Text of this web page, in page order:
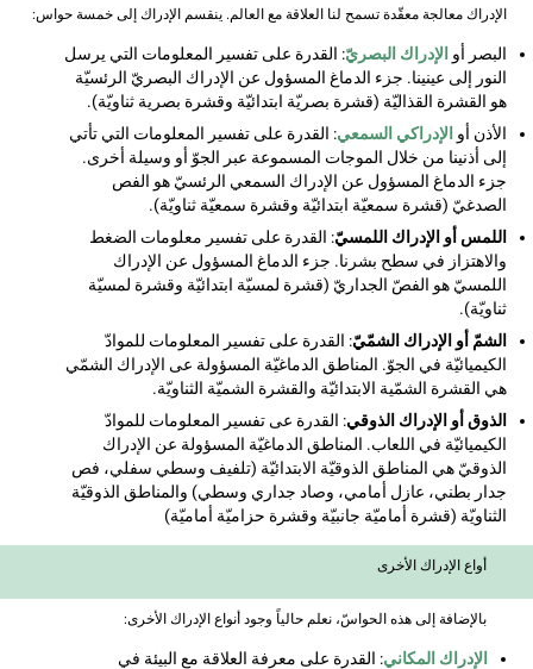
الإدراك معالجة معقّدة تسمح لنا العلاقة مع العالم. ينقسم الإدراك إلى خمسة حواس:
البصر أو الإدراك البصريّ: القدرة على تفسير المعلومات التي يرسل
النور إلى عينينا. جزء الدماغ المسؤول عن الإدراك البصريّ الرئسيّة
هو القشرة القذاليّة (قشرة بصريّة ابتدائيّة وقشرة بصرية ثناويّة).
الأذن أو الإدراكي السمعي: القدرة على تفسير المعلومات التي تأتي
إلى أذنينا من خلال الموجات المسموعة عبر الجوّ أو وسيلة أخرى.
جزء الدماغ المسؤول عن الإدراك السمعي الرئسيّ هو الفص
الصدغيّ (قشرة سمعيّة ابتدائيّة وقشرة سمعيّة ثناويّة).
اللمس أو الإدراك اللمسيّ: القدرة على تفسير معلومات الضغط
والاهتزاز في سطح بشرنا. جزء الدماغ المسؤول عن الإدراك
اللمسيّ هو الفصّ الجداريّ (قشرة لمسيّة ابتدائيّة وقشرة لمسيّة
ثناويّة).
الشمّ أو الإدراك الشمّيّ: القدرة على تفسير المعلومات للموادّ
الكيميائيّة في الجوّ. المناطق الدماغيّة المسؤولة عى الإدراك الشمّي
هي القشرة الشمّية الابتدائيّة والقشرة الشميّة الثناويّة.
الذوق أو الإدراك الذوقي: القدرة عى تفسير المعلومات للموادّ
الكيميائيّة في اللعاب. المناطق الدماغيّة المسؤولة عن الإدراك
الذوقيّ هي المناطق الذوقيّة الابتدائيّة (تلفيف وسطي سفلي، فص
جدار بطني، عازل أمامي، وصاد جداري وسطي) والمناطق الذوقيّة
الثناويّة (قشرة أماميّة جانبيّة وقشرة حزاميّة أماميّة)
أواع الإدراك الأخرى
بالإضافة إلى هذه الحواسّ، نعلم حالياً وجود أنواع الإدراك الأخرى:
الإدراك المكاني: القدرة على معرفة العلاقة مع البيئة في